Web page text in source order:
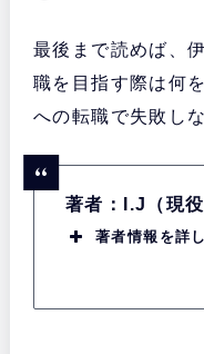
最後まで読めば、
職を目指す際は何
への転職で失敗し
著者：I.J（現
著者情報を詳